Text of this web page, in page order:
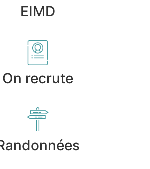
EIMD
On recrute